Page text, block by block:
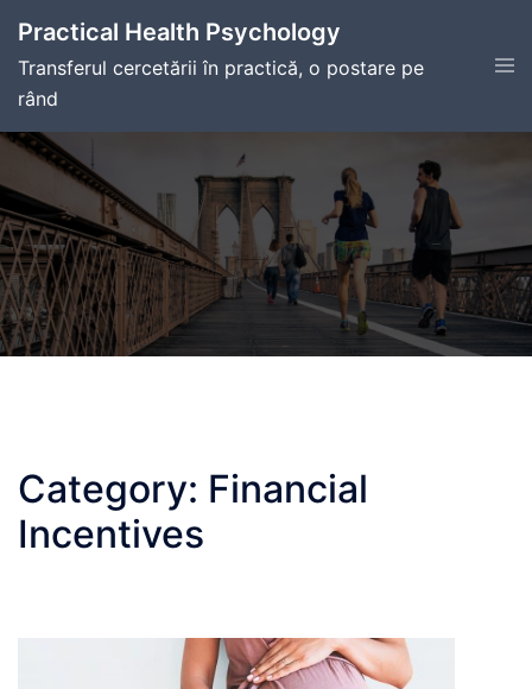
content
Practical Health Psychology
Transferul cercetării în practică, o postare pe
rând
Category: Financial
Incentives